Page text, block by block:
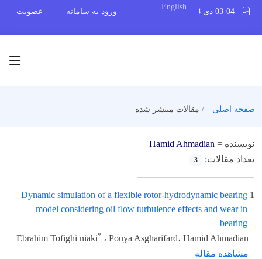
English
ورود به سامانه عضویت
صفحه اصلی مقالات منتشر شده
نویسنده = Hamid Ahmadian
تعداد مقالات:
3
1
Dynamic simulation of a flexible rotor-hydrodynamic bearing
model considering oil flow turbulence effects and wear in
bearing
Ebrahim Tofighi niaki* ، Pouya Asgharifard، Hamid Ahmadian
مشاهده مقاله